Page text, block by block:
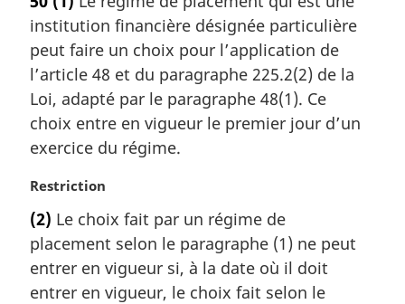
t
e
m
a
g
i
n
l
:
institution financière désignée particulière
peut faire un choix pour l’application de
l’article 48 et du paragraphe 225.2(2) de la
Loi, adapté par le paragraphe 48(1). Ce
choix entre en vigueur le premier jour d’un
exercice du régime.
N
t
e
m
a
Restriction
(2) Le choix fait par un régime de
placement selon le paragraphe (1) ne peut
entrer en vigueur si, à la date où il doit
entrer en vigueur, le choix fait selon le